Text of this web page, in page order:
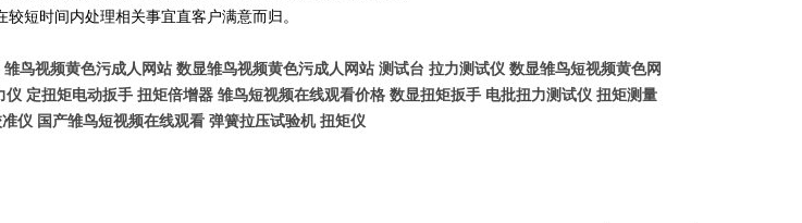
在较短时间内处理相关事宜直客户满意而归。
鸟视频黄色污成人网站 数显雏鸟视频黄色污成人网站 测试台 拉力测试仪 数显雏鸟短视频黄色网
定扭矩电动扳手 扭矩倍增器 雏鸟短视频在线观看价格 数显扭矩扳手 电批扭力测试仪 扭矩测量
仪 国产雏鸟短视频在线观看 弹簧拉压试验机 扭矩仪